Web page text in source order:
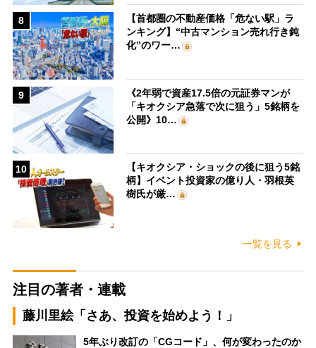
8
【首都圏の不動産価格「危ない駅」ラ
ンキング】“中古マンション売れ行き鈍
化”のワー…
9
《2年弱で資産17.5倍の元証券マンが
「キオクシア急落で次に狙う」5銘柄を
公開》10…
10
【キオクシア・ショックの後に狙う5銘
柄】イベント投資家の億り人・羽根英
樹氏が厳…
一覧を見る
注目の著者・連載
藤川里絵「さあ、投資を始めよう！」
5年ぶり改訂の「CGコード」、何が変わったのか